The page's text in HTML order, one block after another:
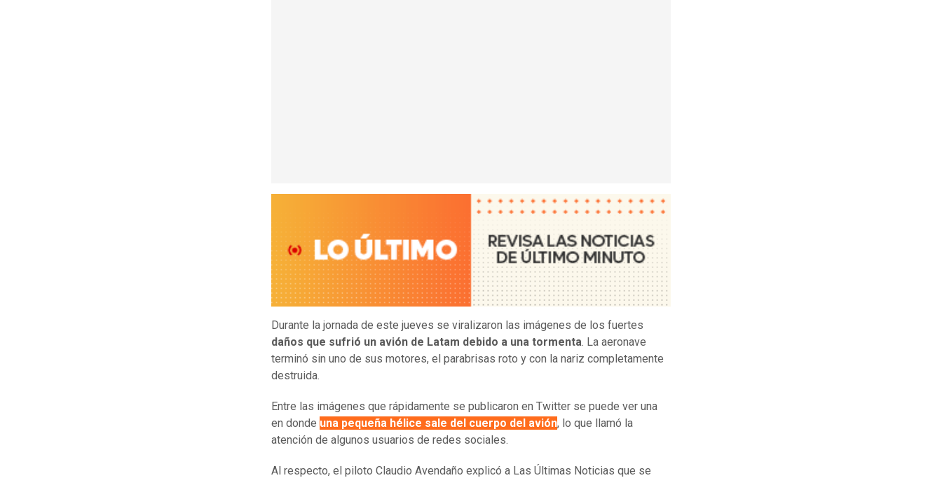
Durante la jornada de este jueves se viralizaron las imágenes de los fuertes
daños que sufrió un avión de Latam debido a una tormenta. La aeronave
terminó sin uno de sus motores, el parabrisas roto y con la nariz completamente
destruida.
Entre las imágenes que rápidamente se publicaron en Twitter se puede ver una
en donde una pequeña hélice sale del cuerpo del avión, lo que llamó la
atención de algunos usuarios de redes sociales.
Al respecto, el piloto Claudio Avendaño explicó a Las Últimas Noticias que se